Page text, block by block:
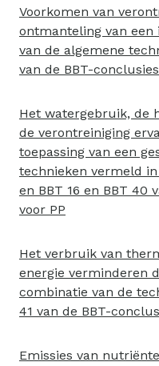
Voorkomen van
ontmanteling van een
van de algemene
van de BBT-
Het watergebruik, de
de verontreiniging
toepassing van een
technieken vermeld in
en BBT 16 en BBT 40
voor PP
Het verbruik van
energie verminderen
combinatie van de
41 van de BBT-
Emissies van